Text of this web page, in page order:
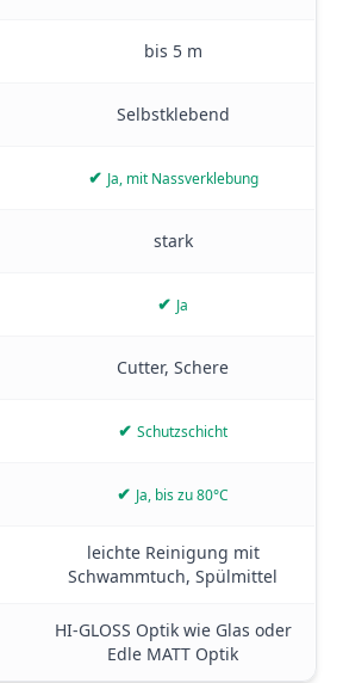
bis 5 m
Selbstklebend
✔ Ja, mit Nassverklebung
stark
✔ Ja
Cutter, Schere
✔Schutzschicht
✔ Ja, bis zu 80°C
leichte Reinigung mit
Schwammtuch, Spülmittel
HI-GLOSS Optik wie Glas oder
Edle MATT Optik